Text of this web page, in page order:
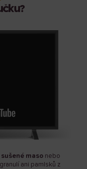
sušené maso nebo
ani pamlsků z